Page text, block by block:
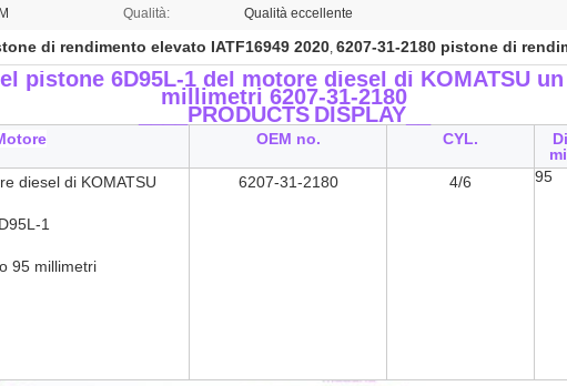
Qualità: Qualità eccellente
di rendimento elevato IATF16949 2020, 6207-31-2180 pistone di
pistone 6D95L-1 del motore diesel di KOMATSU un
millimetri 6207-31-2180
____PRODUCTS DISPLAY__
OEM no. CYL.
diesel di KOMATSU
1
95 millimetri
6207-31-2180 4/6 95